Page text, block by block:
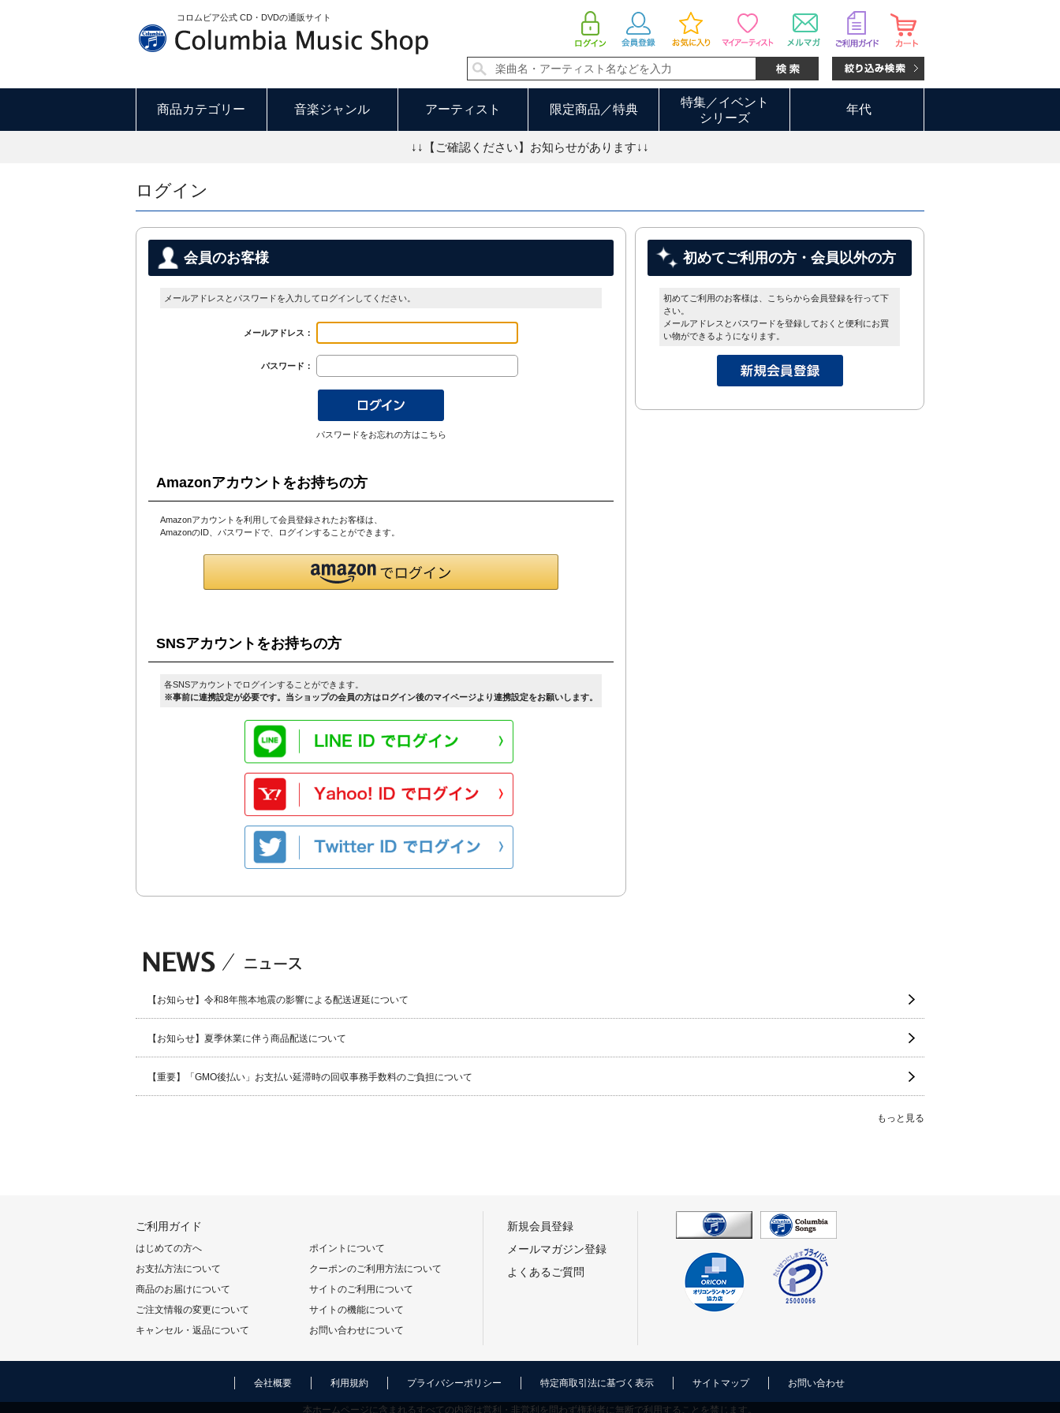
コロムビア公式 CD・DVDの通販サイト
商品カテゴリー 音楽ジャンル アーティスト 限定商品／特典
特集／イベント
シリーズ
年代
↓↓【ご確認ください】お知らせがあります↓↓
ログイン
会員のお客様
メールアドレスとパスワードを入力してログインしてください。
メールアドレス：
パスワード：
パスワードをお忘れの方はこちら
Amazonアカウントをお持ちの方
Amazonアカウントを利用して会員登録されたお客様は、
AmazonのID、パスワードで、ログインすることができます。
SNSアカウントをお持ちの方
各SNSアカウントでログインすることができます。
※事前に連携設定が必要です。当ショップの会員の方はログイン後のマイページより連携設定をお願いします。
初めてご利用の方・会員以外の方
初めてご利用のお客様は、こちらから会員登録を行って下
さい。
メールアドレスとパスワードを登録しておくと便利にお買
い物ができるようになります。
【お知らせ】令和8年熊本地震の影響による配送遅延について
【お知らせ】夏季休業に伴う商品配送について
【重要】「GMO後払い」お支払い延滞時の回収事務手数料のご負担について
もっと見る
ご利用ガイド
はじめての方へ
お支払方法について
商品のお届けについて
ご注文情報の変更について
キャンセル・返品について
ポイントについて
クーポンのご利用方法について
サイトのご利用について
サイトの機能について
お問い合わせについて
新規会員登録
メールマガジン登録
よくあるご質問
会社概要 利用規約 プライバシーポリシー 特定商取引法に基づく表示 サイトマップ お問い合わせ
本ホームページに含まれるすべての内容は営利・非営利を問わず権利者に無断で利用することを禁じます。